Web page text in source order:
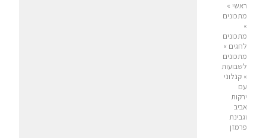
ראשי »
מתכונים
»
מתכונים
לחגים »
מתכונים
לשבועות
» קנלוני
עם
ירקות
אביב
וגבינת
פרמזן